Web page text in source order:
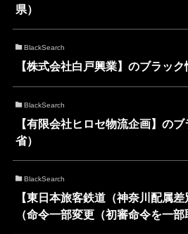
県）
BlackSearch
【株式会社白戸興業】のブラック
BlackSearch
【有限会社ヒロセ物流企画】の
省）
BlackSearch
【東日本旅客鉄道（神奈川配属
（命令一部変更（初審命令を一部